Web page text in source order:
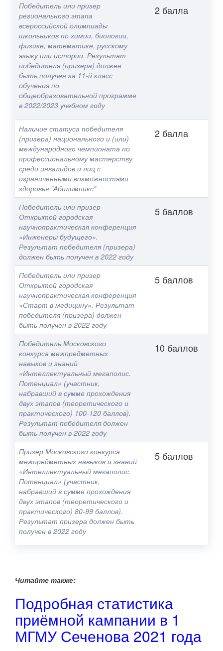
Победитель или призер
регионального этапа
всероссийской олимпиады
школьников по химии, биологии,
физике, математике, русскому
языку или истории. Результат
победителя (призера) должен
быть получен за 11-й класс
обучения по
общеобразовательной программе
в 2022/2023 учебном году
2 балла
Наличие статуса победителя
(призера) национального и (или)
международного чемпионата по
профессиональному мастерству
среди инвалидов и лиц с
ограниченными возможностями
здоровья "Абилимпикс"
2 балла
Победитель или призер
Открытой городская
научнопрактическая конференция
«Инженеры будущего».
Результат победителя (призера)
должен быть получен в 2022 году
5 баллов
Победитель или призер
Открытой городская
научнопрактическая конференция
«Старт в медицину». Результат
победителя (призера) должен
быть получен в 2022 году
5 баллов
Победитель Московского
конкурса межпредметных
навыков и знаний
«Интеллектуальный мегаполис.
Потенциал» (участник,
набравший в сумме прохождения
двух этапов (теоретического и
практического) 100-120 баллов).
Результат победителя должен
быть получен в 2022 году
10 баллов
Призер Московского конкурса
межпредметных навыков и знаний
«Интеллектуальный мегаполис.
Потенциал» (участник,
набравший в сумме прохождения
двух этапов (теоретического и
практического) 80-99 баллов).
Результат призера должен быть
получен в 2022 году
5 баллов
Читайте также:
Подробная статистика
приёмной кампании в 1
МГМУ Сеченова 2021 года